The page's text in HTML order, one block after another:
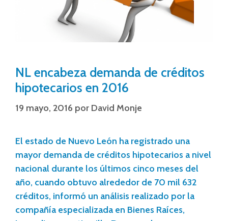
NL encabeza demanda de créditos
hipotecarios en 2016
19 mayo, 2016 por David Monje
El estado de Nuevo León ha registrado una
mayor demanda de créditos hipotecarios a nivel
nacional durante los últimos cinco meses del
año, cuando obtuvo alrededor de 70 mil 632
créditos, informó un análisis realizado por la
compañía especializada en Bienes Raíces,